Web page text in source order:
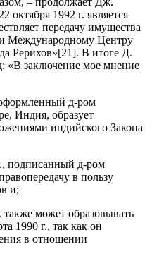
октября 1992 г. является
передачу имущества
Международному Центру
Рерихов»[21]. В итоге Д.
«В заключение мое мнение
д-ром
Индия, образует
индийского Закона
подписанный д-ром
в пользу
и;
также может образовывать
1990 г., так как он
в отношении